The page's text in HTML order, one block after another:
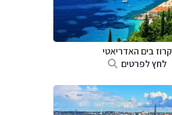
קרוז בים האדריאטי
לחץ לפרטים